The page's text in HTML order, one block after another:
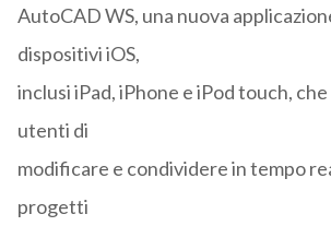
AutoCAD WS, una nuova
dispositivi iOS,
inclusi iPad, iPhone e iPod touch,
utenti di
modificare e condividere in tempo
progetti